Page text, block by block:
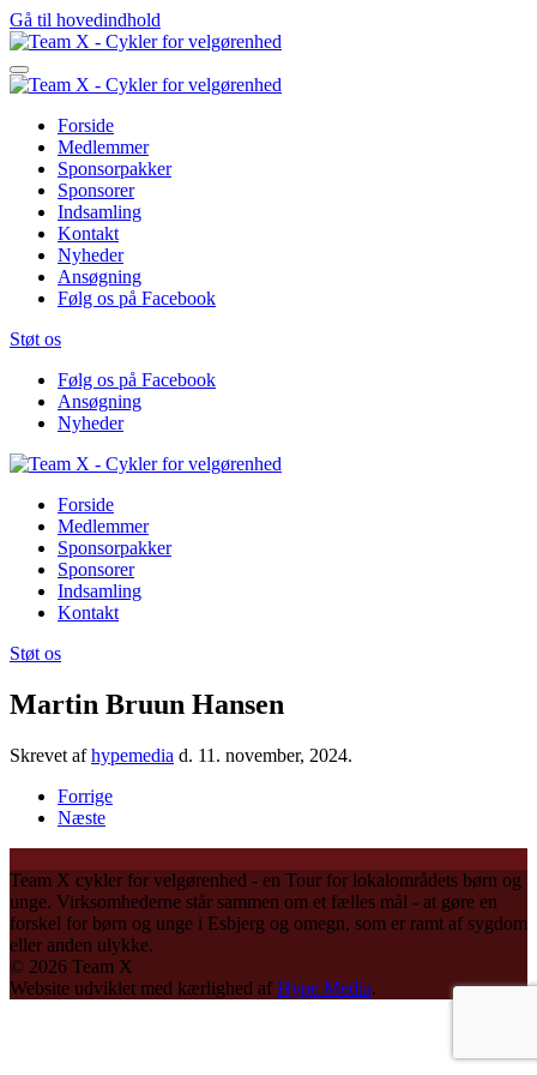
Gå til hovedindhold
Forside
Medlemmer
Sponsorpakker
Sponsorer
Indsamling
Kontakt
Nyheder
Ansøgning
Følg os på Facebook
Støt os
Følg os på Facebook
Ansøgning
Nyheder
Forside
Medlemmer
Sponsorpakker
Sponsorer
Indsamling
Kontakt
Støt os
Martin Bruun Hansen
Skrevet afhypemedia d. 11. november, 2024.
Forrige
Næste
Team X cykler for velgørenhed - en Tour for lokalområdets børn og
unge. Virksomhederne står sammen om et fælles mål - at gøre en
forskel for børn og unge i Esbjerg og omegn, som er ramt af sygdom
eller anden ulykke.
© 2026 Team X
Website udviklet med kærlighed af Hype Media.